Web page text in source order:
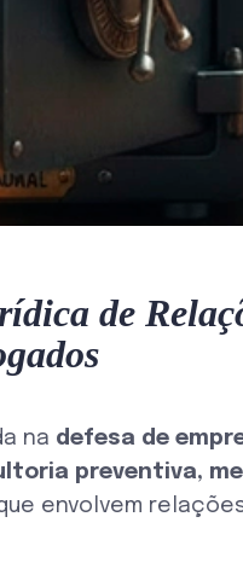
de
na defesa de
preventiva,
envolvem